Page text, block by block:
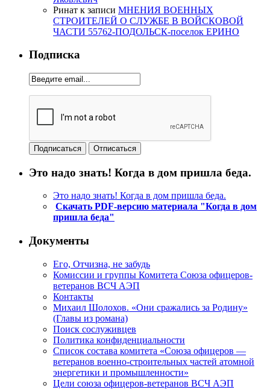
Ринат к записи МНЕНИЯ ВОЕННЫХ
СТРОИТЕЛЕЙ О СЛУЖБЕ В ВОЙСКОВОЙ
ЧАСТИ 55762-ПОДОЛЬСК-поселок ЕРИНО
Подписка
Это надо знать! Когда в дом пришла беда.
Это надо знать! Когда в дом пришла беда.
Скачать PDF-версию материала "Когда в дом
пришла беда"
Документы
Его, Отчизна, не забудь
Комиссии и группы Комитета Союза офицеров-
ветеранов ВСЧ АЭП
Контакты
Михаил Шолохов. «Они сражались за Родину»
(Главы из романа)
Поиск сослуживцев
Политика конфиденциальности
Список состава комитета «Союза офицеров —
ветеранов военно-строительных частей атомной
энергетики и промышленности»
Цели союза офицеров-ветеранов ВСЧ АЭП